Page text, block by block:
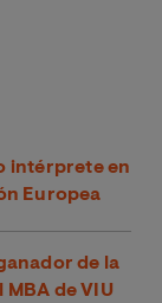
intérprete en
Europea
de la
de VIU